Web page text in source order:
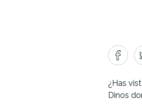
¿Has
Dinos